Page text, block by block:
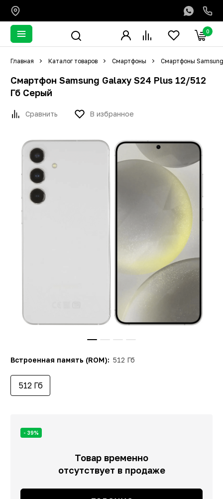
0
Главная Каталог товаров Смартфоны Смартфоны Samsung
Смартфон Samsung Galaxy S24 Plus 12/512
Гб Серый
Сравнить В избранное
Встроенная память (ROM): 512 Гб
512 Гб
- 39%
Товар временно
отсутствует в продаже